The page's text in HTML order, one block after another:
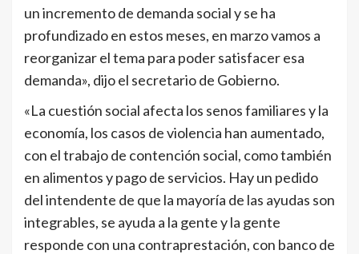
un incremento de demanda social y se ha
profundizado en estos meses, en marzo vamos a
reorganizar el tema para poder satisfacer esa
demanda», dijo el secretario de Gobierno.
«La cuestión social afecta los senos familiares y la
economía, los casos de violencia han aumentado,
con el trabajo de contención social, como también
en alimentos y pago de servicios. Hay un pedido
del intendente de que la mayoría de las ayudas son
integrables, se ayuda a la gente y la gente
responde con una contraprestación, con banco de